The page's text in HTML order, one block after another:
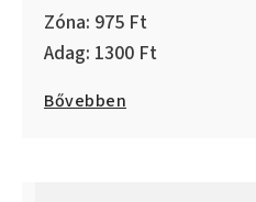
975
1300
Bővebben